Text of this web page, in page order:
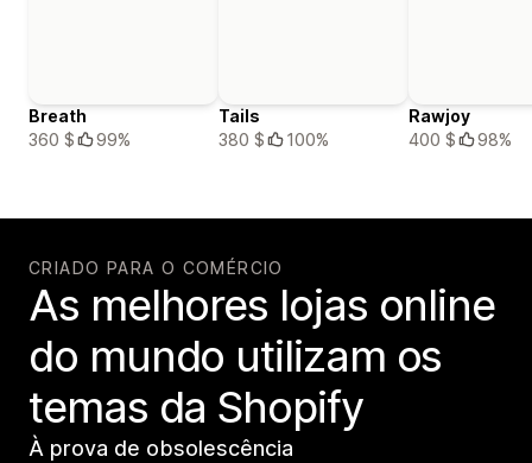
Breath
360 $
99%
Tails
380 $
100%
Rawjoy
400 $
98%
CRIADO PARA O COMÉRCIO
As melhores lojas online
do mundo utilizam os
temas da Shopify
À prova de obsolescência